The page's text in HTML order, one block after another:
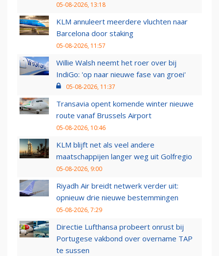
05-08-2026, 13:18
KLM annuleert meerdere vluchten naar
Barcelona door staking
05-08-2026, 11:57
Willie Walsh neemt het roer over bij
IndiGo: 'op naar nieuwe fase van groei'
05-08-2026, 11:37
Transavia opent komende winter nieuwe
route vanaf Brussels Airport
05-08-2026, 10:46
KLM blijft net als veel andere
maatschappijen langer weg uit Golfregio
05-08-2026, 9:00
Riyadh Air breidt netwerk verder uit:
opnieuw drie nieuwe bestemmingen
05-08-2026, 7:29
Directie Lufthansa probeert onrust bij
Portugese vakbond over overname TAP
te sussen